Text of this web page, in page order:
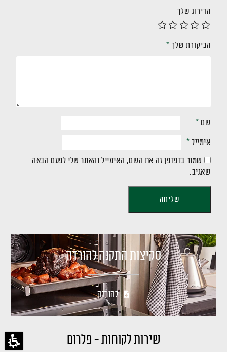
הדירוג שלך
הביקורת שלך *
שם *
אימייל *
שמור בדפדפן זה את השם, האימייל והאתר שלי לפעם הבאה
שאגיב.
סקיצות התקנה להורדה
להורדה
שירות לקוחות - פלרום